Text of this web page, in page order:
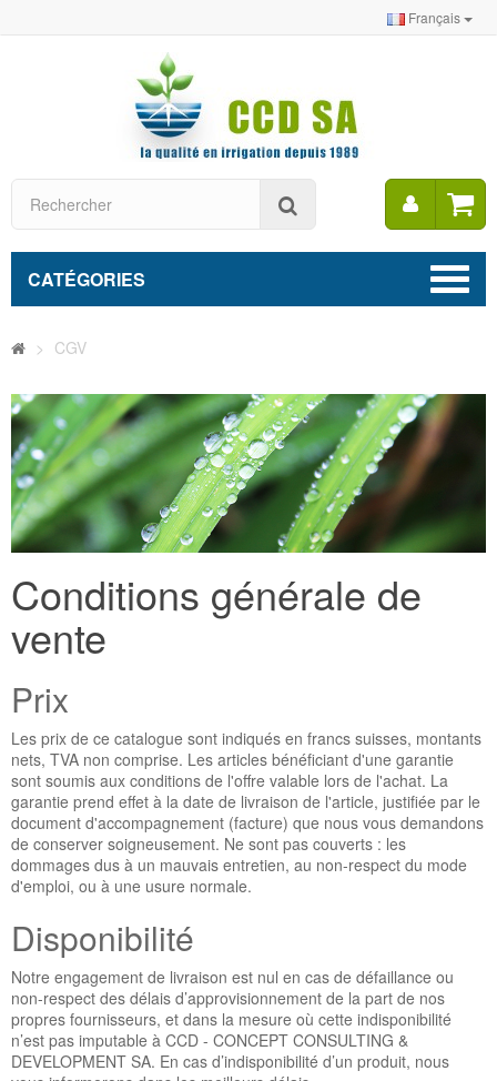
Français
Mon
CATÉGORIES
> CGV
Conditions générale de
vente
Prix
Les prix de ce catalogue sont indiqués en francs suisses, montants
nets, TVA non comprise. Les articles bénéficiant d'une garantie
sont soumis aux conditions de l'offre valable lors de l'achat. La
garantie prend effet à la date de livraison de l'article, justifiée par le
document d'accompagnement (facture) que nous vous demandons
de conserver soigneusement. Ne sont pas couverts : les
dommages dus à un mauvais entretien, au non-respect du mode
d'emploi, ou à une usure normale.
Disponibilité
Notre engagement de livraison est nul en cas de défaillance ou
non-respect des délais d’approvisionnement de la part de nos
propres fournisseurs, et dans la mesure où cette indisponibilité
n’est pas imputable à CCD - CONCEPT CONSULTING &
DEVELOPMENT SA. En cas d’indisponibilité d’un produit, nous